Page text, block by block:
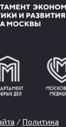
/ Политика